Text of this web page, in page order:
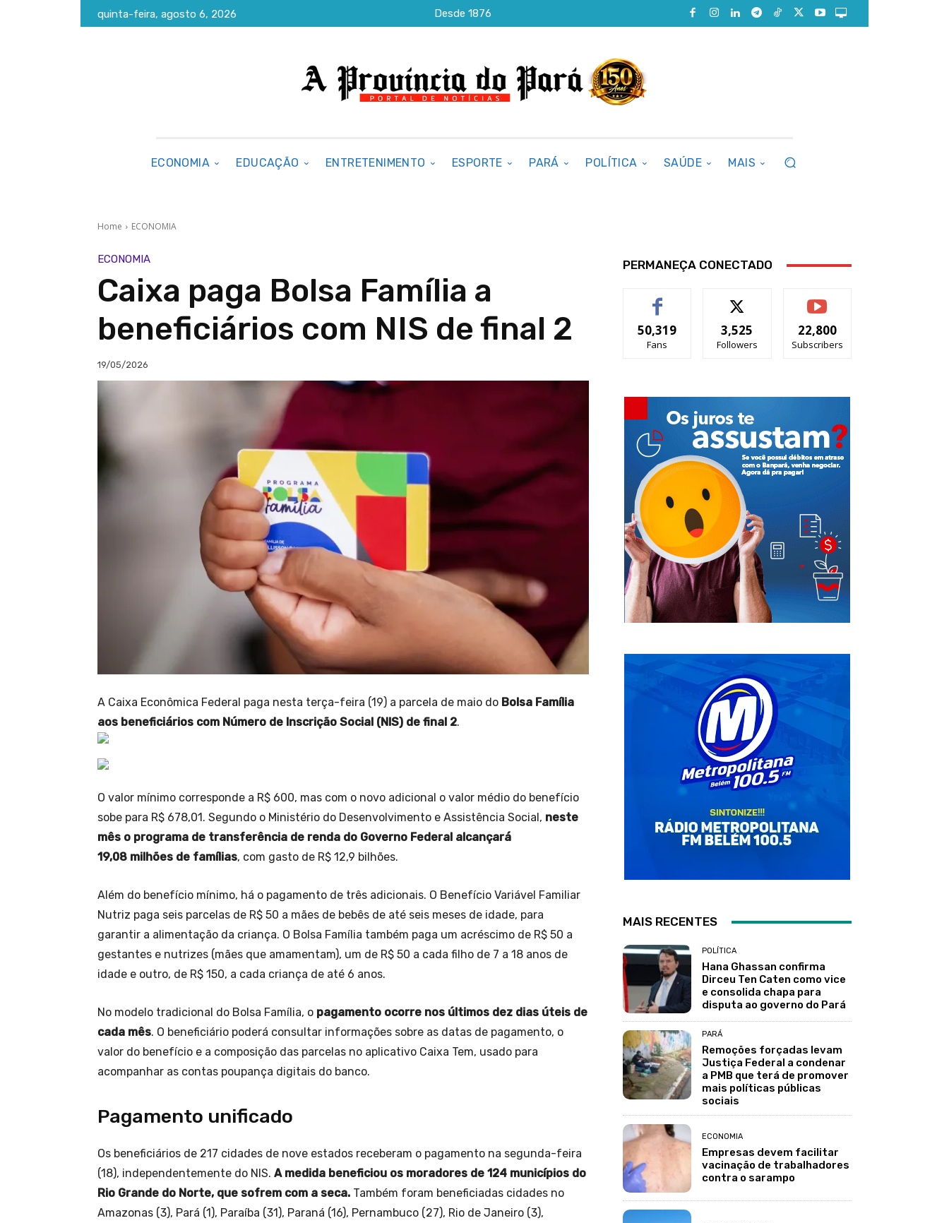
quinta-feira, agosto 6, 2026 Desde 1876
ECONOMIA EDUCAÇÃO ENTRETENIMENTO ESPORTE PARÁ POLÍTICA SAÚDE MAIS
Home ECONOMIA
ECONOMIA
Caixa paga Bolsa Família a
beneficiários com NIS de final 2
19/05/2026
A Caixa Econômica Federal paga nesta terça-feira (19) a parcela de maio do Bolsa Família
aos beneficiários com Número de Inscrição Social (NIS) de final 2.
O valor mínimo corresponde a R$ 600, mas com o novo adicional o valor médio do benefício
sobe para R$ 678,01. Segundo o Ministério do Desenvolvimento e Assistência Social, neste
mês o programa de transferência de renda do Governo Federal alcançará
19,08 milhões de famílias, com gasto de R$ 12,9 bilhões.
Além do benefício mínimo, há o pagamento de três adicionais. O Benefício Variável Familiar
Nutriz paga seis parcelas de R$ 50 a mães de bebês de até seis meses de idade, para
garantir a alimentação da criança. O Bolsa Família também paga um acréscimo de R$ 50 a
gestantes e nutrizes (mães que amamentam), um de R$ 50 a cada filho de 7 a 18 anos de
idade e outro, de R$ 150, a cada criança de até 6 anos.
No modelo tradicional do Bolsa Família, o pagamento ocorre nos últimos dez dias úteis de
cada mês. O beneficiário poderá consultar informações sobre as datas de pagamento, o
valor do benefício e a composição das parcelas no aplicativo Caixa Tem, usado para
acompanhar as contas poupança digitais do banco.
Pagamento unificado
Os beneficiários de 217 cidades de nove estados receberam o pagamento na segunda-feira
(18), independentemente do NIS. A medida beneficiou os moradores de 124 municípios do
Rio Grande do Norte, que sofrem com a seca. Também foram beneficiadas cidades no
Amazonas (3), Pará (1), Paraíba (31), Paraná (16), Pernambuco (27), Rio de Janeiro (3),
PERMANEÇA CONECTADO
50,319
Fans
3,525
Followers
22,800
Subscribers
MAIS RECENTES
POLÍTICA
Hana Ghassan confirma
Dirceu Ten Caten como vice
e consolida chapa para
disputa ao governo do Pará
PARÁ
Remoções forçadas levam
Justiça Federal a condenar
a PMB que terá de promover
mais políticas públicas
sociais
ECONOMIA
Empresas devem facilitar
vacinação de trabalhadores
contra o sarampo